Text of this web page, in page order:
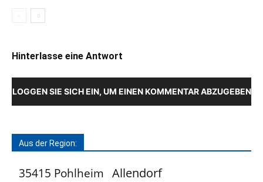
Hinterlasse eine Antwort
LOGGEN SIE SICH EIN, UM EINEN KOMMENTAR ABZUGEBEN
Aus der Region:
35415 Pohlheim Allendorf